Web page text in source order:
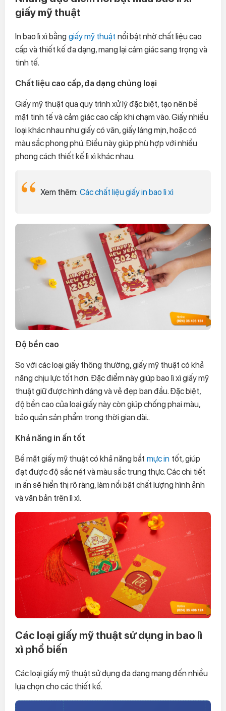
giấy mỹ thuật
In bao lì xì bằng giấy mỹ thuật nổi bật nhờ chất liệu cao
cấp và thiết kế đa dạng, mang lại cảm giác sang trọng và
tinh tế.
Chất liệu cao cấp, đa dạng chủng loại
Giấy mỹ thuật qua quy trình xử lý đặc biệt, tạo nên bề
mặt tinh tế và cảm giác cao cấp khi chạm vào. Giấy nhiều
loại khác nhau như giấy có vân, giấy láng mịn, hoặc có
màu sắc phong phú. Điều này giúp phù hợp với nhiều
phong cách thiết kế lì xì khác nhau.
Xem thêm: Các chất liệu giấy in bao lì xì
Độ bền cao
So với các loại giấy thông thường, giấy mỹ thuật có khả
năng chịu lực tốt hơn. Đặc điểm này giúp bao lì xì giấy mỹ
thuật giữ được hình dáng và vẻ đẹp ban đầu. Đặc biệt,
độ bền cao của loại giấy này còn giúp chống phai màu,
bảo quản sản phẩm trong thời gian dài..
Khả năng in ấn tốt
Bề mặt giấy mỹ thuật có khả năng bắt mực in tốt, giúp
đạt được độ sắc nét và màu sắc trung thực. Các chi tiết
in ấn sẽ hiển thị rõ ràng, làm nổi bật chất lượng hình ảnh
và văn bản trên lì xì.
Các loại giấy mỹ thuật sử dụng in bao lì
xì phổ biến
Các loại giấy mỹ thuật sử dụng đa dạng mang đến nhiều
lựa chọn cho các thiết kế.